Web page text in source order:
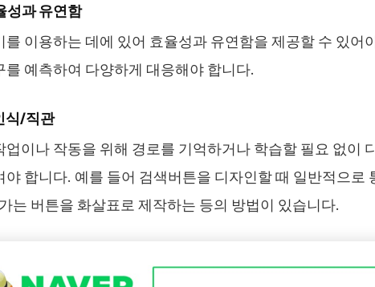
성과 유연함
를 이용하는 데에 있어 효율성과 유연함을 제공할 수 있어
를 예측하여 다양하게 대응해야 합니다.
식/직관
업이나 작동을 위해 경로를 기억하거나 학습할 필요 없이
야 합니다. 예를 들어 검색버튼을 디자인할 때 일반적으로
는 버튼을 화살표로 제작하는 등의 방법이 있습니다.